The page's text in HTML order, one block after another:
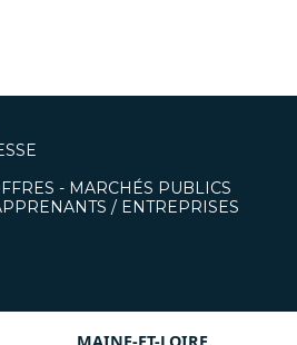
- MARCHÉS PUBLICS
/ ENTREPRISES